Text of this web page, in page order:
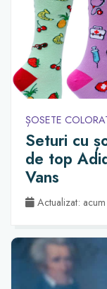
ȘOSETE
Seturi cu
de top
Vans
Actualizat: